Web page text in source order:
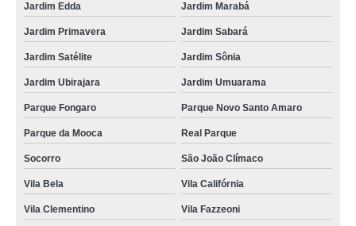
onde faz locação e higienização de toalha industrial Vila Jaraguá
locação de toalha para salão de beleza Jardim Aricanduva
Jardim Edda Jardim Marabá
Jardim Primavera Jardim Sabará
Jardim Satélite Jardim Sônia
Jardim Ubirajara Jardim Umuarama
Parque Fongaro Parque Novo Santo Amaro
Parque da Mooca Real Parque
Socorro São João Clímaco
Vila Bela Vila Califórnia
Vila Clementino Vila Fazzeoni